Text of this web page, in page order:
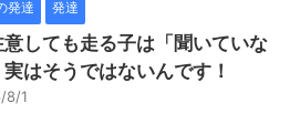
発達 発達
しても走る子は「聞いていな
はそうではないんです！
8/1